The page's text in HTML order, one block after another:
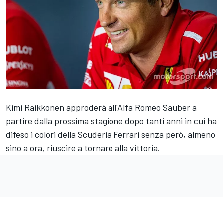
Kimi Raikkonen approderà all'Alfa Romeo Sauber a
partire dalla prossima stagione dopo tanti anni in cui ha
difeso i colori della Scuderia Ferrari senza però, almeno
sino a ora, riuscire a tornare alla vittoria.